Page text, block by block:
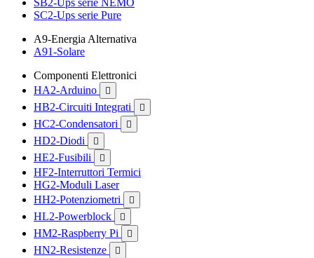
SB2-Ups serie NEMO
SC2-Ups serie Pure
A9-Energia Alternativa
A91-Solare
Componenti Elettronici
HA2-Arduino

HB2-Circuiti Integrati 
HC2-Condensatori 
HD2-Diodi 
HE2-Fusibili 
HF2-Interruttori Termici
HG2-Moduli Laser
HH2-Potenziometri

HL2-Powerblock 
HM2-Raspberry Pi 
HN2-Resistenze 